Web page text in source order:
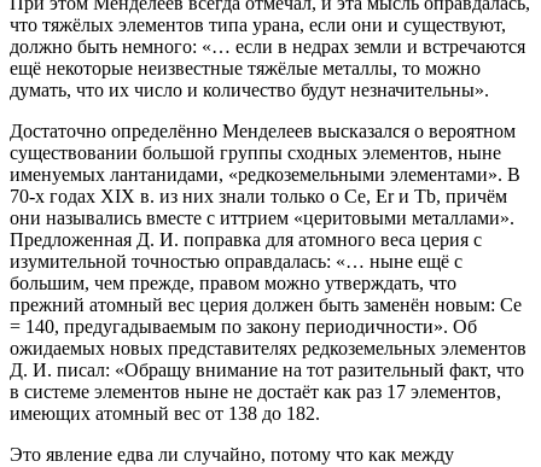
что тяжёлых элементов типа урана, если они и существуют,
должно быть немного: «… если в недрах земли и встречаются
ещё некоторые неизвестные тяжёлые металлы, то можно
думать, что их число и количество будут незначительны».
Достаточно определённо Менделеев высказался о вероятном
существовании большой группы сходных элементов, ныне
именуемых лантанидами, «редкоземельными элементами». В
70-х годах XIX в. из них знали только о Се, Er и Tb, причём
они назывались вместе с иттрием «церитовыми металлами».
Предложенная Д. И. поправка для атомного веса церия с
изумительной точностью оправдалась: «… ныне ещё с
большим, чем прежде, правом можно утверждать, что
прежний атомный вес церия должен быть заменён новым: Се
= 140, предугадываемым по закону периодичности». Об
ожидаемых новых представителях редкоземельных элементов
Д. И. писал: «Обращу внимание на тот разительный факт, что
в системе элементов ныне не достаёт как раз 17 элементов,
имеющих атомный вес от 138 до 182.
Это явление едва ли случайно, потому что как между